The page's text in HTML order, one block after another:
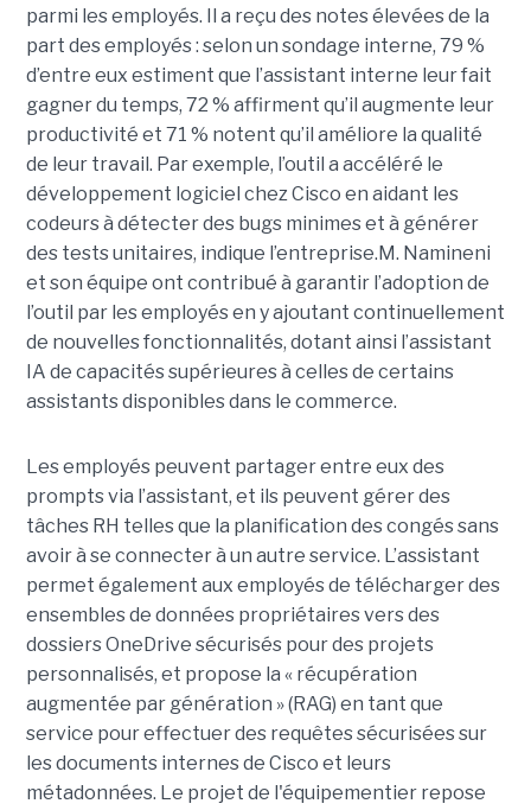
parmi les employés. Il a reçu des notes élevées de la
part des employés : selon un sondage interne, 79 %
d’entre eux estiment que l’assistant interne leur fait
gagner du temps, 72 % affirment qu’il augmente leur
productivité et 71 % notent qu’il améliore la qualité
de leur travail. Par exemple, l’outil a accéléré le
développement logiciel chez Cisco en aidant les
codeurs à détecter des bugs minimes et à générer
des tests unitaires, indique l’entreprise. M. Namineni
et son équipe ont contribué à garantir l’adoption de
l’outil par les employés en y ajoutant continuellement
de nouvelles fonctionnalités, dotant ainsi l’assistant
IA de capacités supérieures à celles de certains
assistants disponibles dans le commerce.
Les employés peuvent partager entre eux des
prompts via l’assistant, et ils peuvent gérer des
tâches RH telles que la planification des congés sans
avoir à se connecter à un autre service. L’assistant
permet également aux employés de télécharger des
ensembles de données propriétaires vers des
dossiers OneDrive sécurisés pour des projets
personnalisés, et propose la « récupération
augmentée par génération » (RAG) en tant que
service pour effectuer des requêtes sécurisées sur
les documents internes de Cisco et leurs
métadonnées. Le projet de l'équipementier repose